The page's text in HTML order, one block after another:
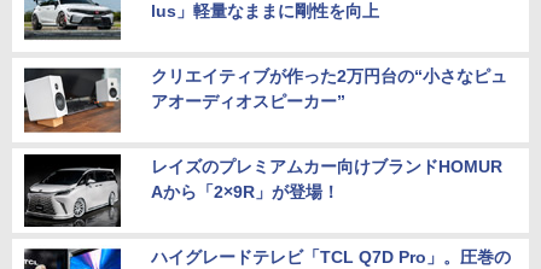
lus」軽量なままに剛性を向上
クリエイティブが作った2万円台の“小さなピュ
アオーディオスピーカー”
レイズのプレミアムカー向けブランドHOMUR
Aから「2×9R」が登場！
ハイグレードテレビ「TCL Q7D Pro」。圧巻の